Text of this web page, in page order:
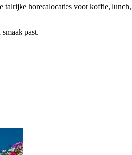
horecalocaties voor koffie,
past.